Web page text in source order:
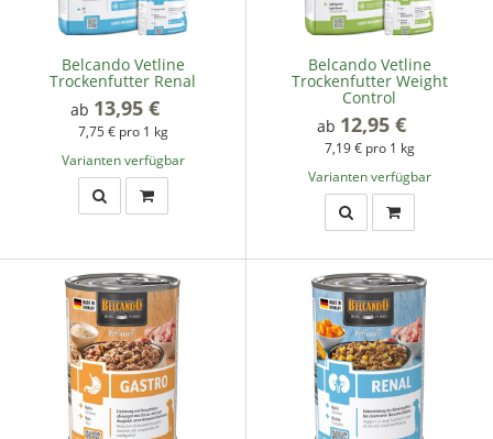
Belcando Vetline
Trockenfutter Renal
ab 13,95 €
7,75 € pro 1 kg
Varianten verfügbar
Belcando Vetline
Trockenfutter Weight
Control
ab 12,95 €
7,19 € pro 1 kg
Varianten verfügbar